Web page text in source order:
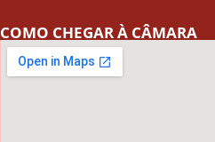
COMO CHEGAR À CÂMARA